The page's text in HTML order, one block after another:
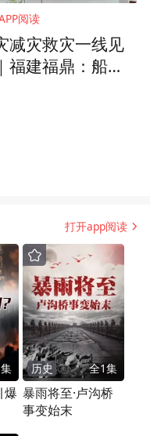
阅读
减灾救灾一线见
福建福鼎：船进
打开app阅读
集
爆
历史 全1集
暴雨将至·卢沟桥
事变始末